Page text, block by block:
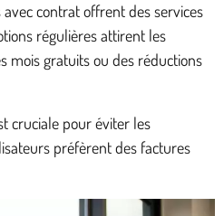
contrat offrent des services
régulières attirent les
mois gratuits ou des réductions
cruciale pour éviter les
préfèrent des factures